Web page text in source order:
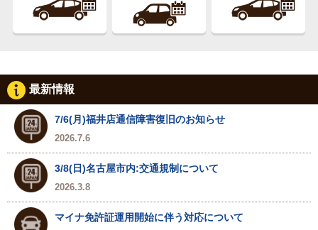
最新情報
7/6(月)福井店通信障害復旧のお知らせ
2026.7.6
3/8(日)名古屋市内:交通規制について
2026.3.8
マイナ免許証運用開始に伴う対応について